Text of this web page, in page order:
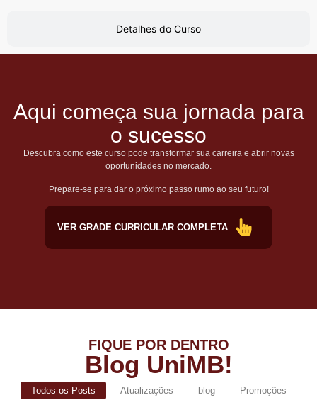
Detalhes do Curso
Aqui começa sua jornada para
o sucesso
Descubra como este curso pode transformar sua carreira e abrir novas
oportunidades no mercado.
Prepare-se para dar o próximo passo rumo ao seu futuro!
VER GRADE CURRICULAR COMPLETA
FIQUE POR DENTRO
Blog UniMB!
Todos os Posts Atualizações blog Promoções